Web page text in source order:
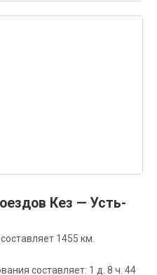
Кез — Усть-
1455 км.
составляет: 1 д. 8 ч. 44